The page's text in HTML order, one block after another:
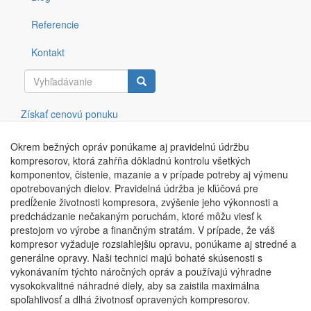
Referencie
Kontakt
Získať cenovú ponuku
Uvedomujeme si, že správne fungujúce kompresory sú kľúčové
odvetví. Z tohto dôvodu kladieme veľký dôraz na rýchlu reakciu a
sa môžu vyskytnúť. Naši skúsení technici sú pripravení vykonať
opravy všetkých typov skrutkových a piestových kompresorov od
Okrem bežných opráv ponúkame aj pravidelnú údržbu
kompresorov, ktorá zahŕňa dôkladnú kontrolu všetkých
komponentov, čistenie, mazanie a v prípade potreby aj výmenu
opotrebovaných dielov. Pravidelná údržba je kľúčová pre
predĺženie životnosti kompresora, zvýšenie jeho výkonnosti a
predchádzanie nečakaným poruchám, ktoré môžu viesť k
prestojom vo výrobe a finančným stratám. V prípade, že váš
kompresor vyžaduje rozsiahlejšiu opravu, ponúkame aj stredné a
generálne opravy. Naši technici majú bohaté skúsenosti s
vykonávaním týchto náročných opráv a používajú výhradne
vysokokvalitné náhradné diely, aby sa zaistila maximálna
spoľahlivosť a dlhá životnosť opravených kompresorov.